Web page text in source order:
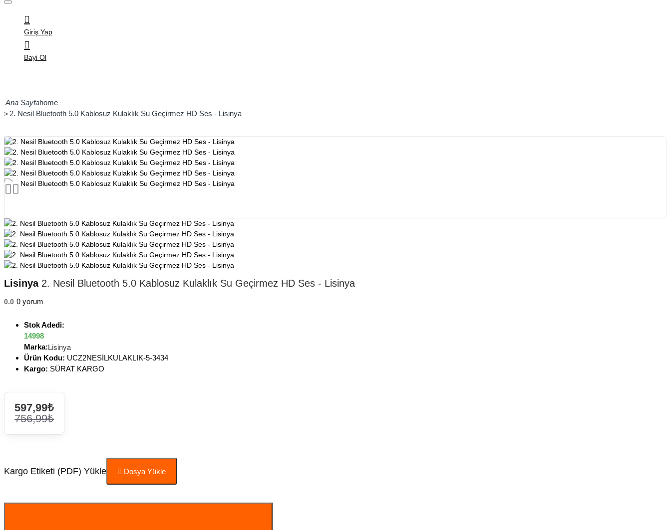
Giriş Yap
Bayi Ol
home
2. Nesil Bluetooth 5.0 Kablosuz Kulaklık Su Geçirmez HD Ses - Lisinya
Lisinya2. Nesil Bluetooth 5.0 Kablosuz Kulaklık Su Geçirmez HD Ses - Lisinya
0.0 0 yorum
Stok Adedi:
14998
Marka:Lisinya
Ürün Kodu: UCZ2NESİLKULAKLIK-5-3434
Kargo: SÜRAT KARGO
597,99₺
756,99₺
Kargo Etiketi (PDF) Yükle Dosya Yükle